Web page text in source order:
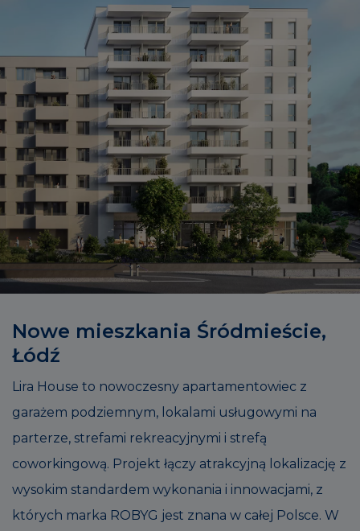
Nowe mieszkania Śródmieście,
Łódź
Lira House to nowoczesny apartamentowiec z
garażem podziemnym, lokalami usługowymi na
parterze, strefami rekreacyjnymi i strefą
coworkingową. Projekt łączy atrakcyjną lokalizację z
wysokim standardem wykonania i innowacjami, z
których marka ROBYG jest znana w całej Polsce. W